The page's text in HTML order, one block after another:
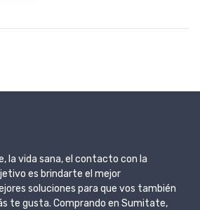
la vida sana, el contacto con la
es brindarte el mejor
soluciones para que vos también
te gusta. Comprando en Sumitate,